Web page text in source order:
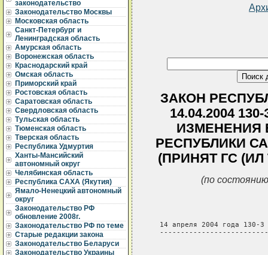
законодательство
Законодательство Москвы
Московская область
Санкт-Петербург и
Ленинградская область
Амурская область
Воронежская область
Краснодарский край
Омская область
Приморский край
Ростовская область
Саратовская область
Свердловская область
Тульская область
Тюменская область
Тверская область
Республика Удмуртия
Ханты-Мансийский
автономный округ
Челябинская область
Республика САХА (Якутия)
Ямало-Ненецкий автономный
округ
Законодательство РФ
обновление 2008г.
Законодательство РФ по теме
Старые редакции закона
Законодательство Беларуси
Законодательство Украины
ЗАКОН
14.04.2004
ИЗМЕНЕНИЯ
РЕСПУБЛИКИ
(ПРИНЯТ ГС (ИЛ
(по
14 апреля 2004 года 130-З